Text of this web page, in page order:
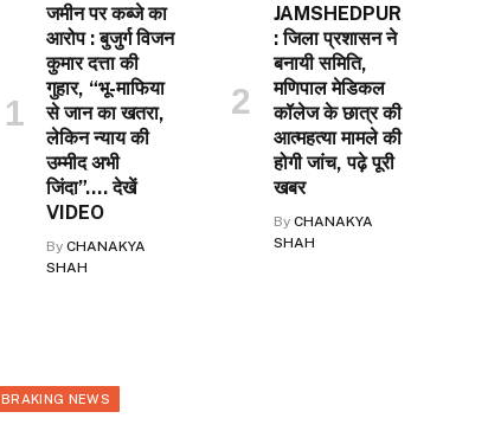
जमीन पर कब्जे का
आरोप : बुजुर्ग विजन
कुमार दत्ता की
गुहार, “भू-माफिया
से जान का खतरा,
लेकिन न्याय की
उम्मीद अभी
जिंदा”…. देखें
VIDEO
By CHANAKYA
SHAH
JAMSHEDPUR
: जिला प्रशासन ने
बनायी समिति,
मणिपाल मेडिकल
कॉलेज के छात्र की
आत्महत्या मामले की
होगी जांच, पढ़े पूरी
खबर
By CHANAKYA
SHAH
BRAKING NEWS